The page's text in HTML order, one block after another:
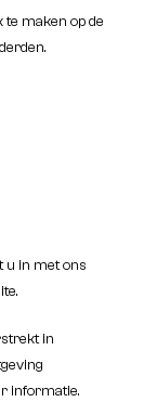
maken op de
u in met ons
in
informatie.